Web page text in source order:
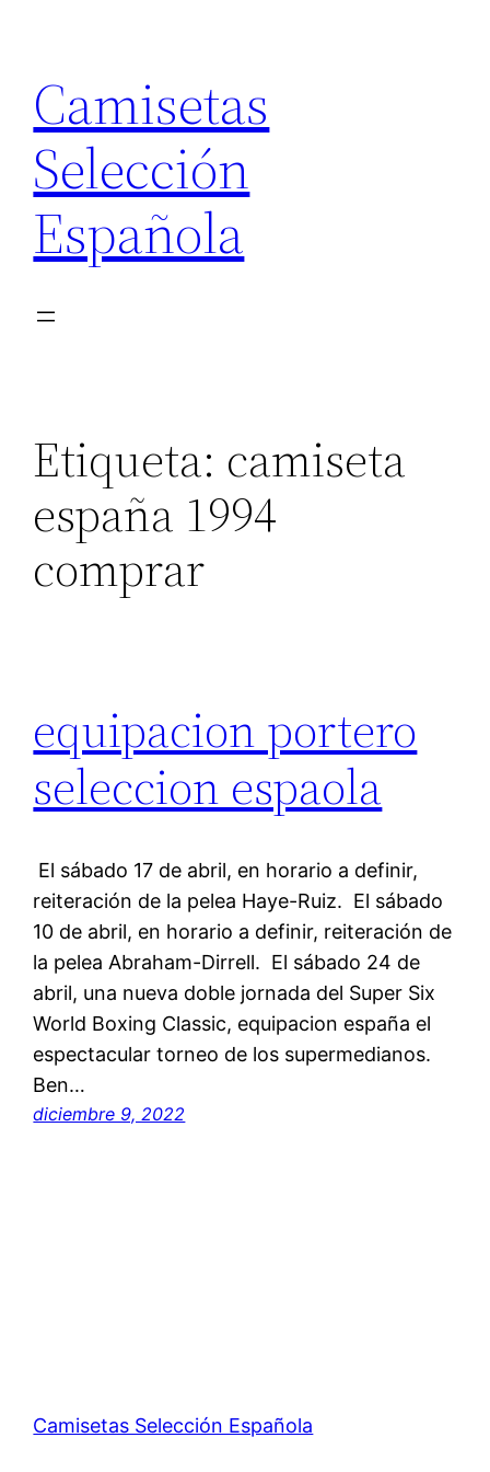
contenido
Camisetas
Selección
Española
Etiqueta: camiseta
españa 1994
comprar
equipacion portero
seleccion espaola
 El sábado 17 de abril, en horario a definir,
reiteración de la pelea Haye-Ruiz.  El sábado
10 de abril, en horario a definir, reiteración de
la pelea Abraham-Dirrell.  El sábado 24 de
abril, una nueva doble jornada del Super Six
World Boxing Classic, equipacion españa el
espectacular torneo de los supermedianos.
Ben…
diciembre 9, 2022
Camisetas Selección Española